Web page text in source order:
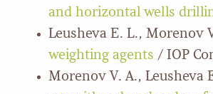
and horizontal wells
Leusheva E. L., Morenov
weighting agents / IOP
Morenov V. A., Leusheva